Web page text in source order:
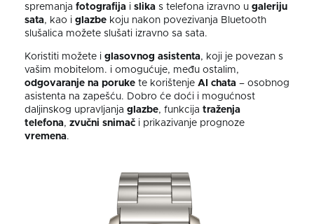
spremanja fotografija i slika s telefona izravno u galeriju
sata, kao i glazbe koju nakon povezivanja Bluetooth
slušalica možete slušati izravno sa sata.
Koristiti možete i glasovnog asistenta, koji je povezan s
vašim mobitelom. i omogućuje, među ostalim,
odgovaranje na poruke te korištenje AI chata – osobnog
asistenta na zapešću. Dobro će doći i mogućnost
daljinskog upravljanja glazbe, funkcija traženja
telefona, zvučni snimač i prikazivanje prognoze
vremena.